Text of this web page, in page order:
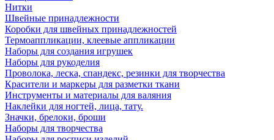
Нитки
Швейные принадлежности
Коробки для швейных принадлежностей
Термоаппликации, клеевые аппликации
Наборы для создания игрушек
Наборы для рукоделия
Проволока, леска, спандекс, резинки для творчества
Красители и маркеры для разметки ткани
Инструменты и материалы для валяния
Наклейки для ногтей, лица, тату.
Значки, брелоки, броши
Наборы для творчества